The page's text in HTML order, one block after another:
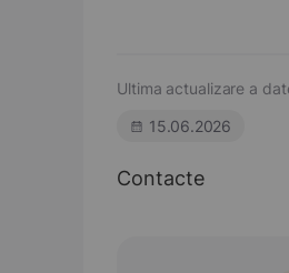
Ultima actualizare a
15.06.2026
Contacte